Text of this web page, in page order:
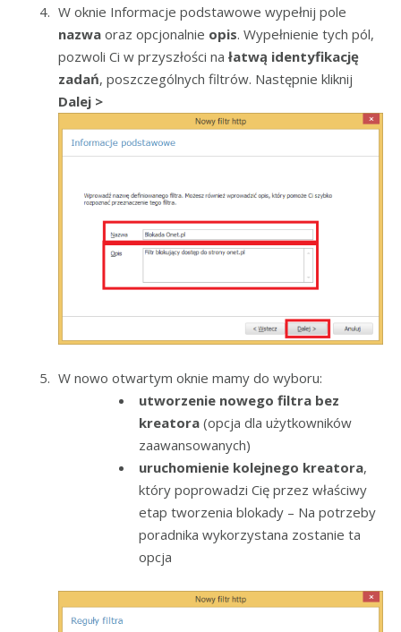
W oknie Informacje podstawowe wypełnij pole
nazwa oraz opcjonalnie opis. Wypełnienie tych pól,
pozwoli Ci w przyszłości na łatwą identyfikację
zadań, poszczególnych filtrów. Następnie kliknij
Dalej >
W nowo otwartym oknie mamy do wyboru:
utworzenie nowego filtra bez
kreatora (opcja dla użytkowników
zaawansowanych)
uruchomienie kolejnego kreatora,
który poprowadzi Cię przez właściwy
etap tworzenia blokady – Na potrzeby
poradnika wykorzystana zostanie ta
opcja